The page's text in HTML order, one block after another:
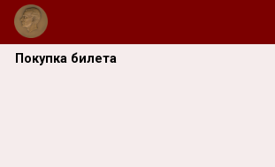
Покупка билета